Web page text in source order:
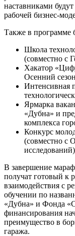
наставниками
рабочей бизнес-
Также в программе
Школа
(совместно с
Хакатор
Осенний
Интенсивная
Ярмарка
«Дубна» и
комплекса
Конкурс
(совместно с
В завершение
получат готовый к
взаимодействия с
обучении по
«Дубна» и Фонда
финансирования
преимущество в
гаража.